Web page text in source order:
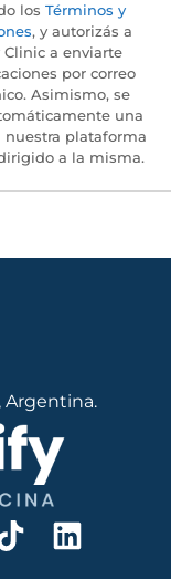
los Términos y
, y autorizás a
Clinic a enviarte
por correo
Asimismo, se
una
nuestra plataforma
a la misma.
Argentina.